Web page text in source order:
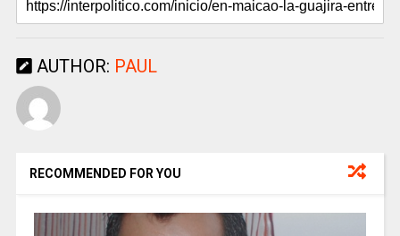
AUTHOR: PAUL
RECOMMENDED FOR YOU